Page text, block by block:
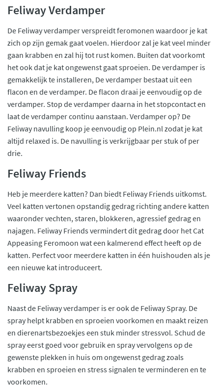
Feliway Verdamper
De Feliway verdamper verspreidt feromonen waardoor je kat
zich op zijn gemak gaat voelen. Hierdoor zal je kat veel minder
gaan krabben en zal hij tot rust komen. Buiten dat voorkomt
het ook dat je kat ongewenst gaat sproeien. De verdamper is
gemakkelijk te installeren, De verdamper bestaat uit een
flacon en de verdamper. De flacon draai je eenvoudig op de
verdamper. Stop de verdamper daarna in het stopcontact en
laat de verdamper continu aanstaan. Verdamper op? De
Feliway navulling koop je eenvoudig op Plein.nl zodat je kat
altijd relaxed is. De navulling is verkrijgbaar per stuk of per
drie.
Feliway Friends
Heb je meerdere katten? Dan biedt Feliway Friends uitkomst.
Veel katten vertonen opstandig gedrag richting andere katten
waaronder vechten, staren, blokkeren, agressief gedrag en
najagen. Feliway Friends vermindert dit gedrag door het Cat
Appeasing Feromoon wat een kalmerend effect heeft op de
katten. Perfect voor meerdere katten in één huishouden als je
een nieuwe kat introduceert.
Feliway Spray
Naast de Feliway verdamper is er ook de Feliway Spray. De
spray helpt krabben en sproeien voorkomen en maakt reizen
en dierenartsbezoekjes een stuk minder stressvol. Schud de
spray eerst goed voor gebruik en spray vervolgens op de
gewenste plekken in huis om ongewenst gedrag zoals
krabben en sproeien en stress signalen te verminderen en te
voorkomen.